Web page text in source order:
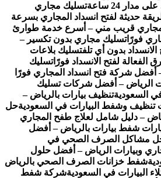
24 ساعة
تسليك مجاري
حديثة لفتح انسداد المجاري بسرعة
قريب مني – أسرع خدمة طوارئ
تسليك مجاري بدون تكسير –
بدون أي تلفتسليك بلاعات
لفتح الانسداد فورًاتسليك
24 ساعة – أفضل شركة فتح انسداد المجاري فورًا
الرياض – أفضل شركات تسليك
السعوديةتنظيف بيارات بالرياض –
وشفط البيارات في السعوديةحل
– دليل شامل لعلاج طفح المجاري
شفط بيارات بالرياض – أفضل
مشاكل الصرف الصحي في
وبيارات الرياض – أفضل حلول
شفط خزانات الصرف الصحي بالرياض
البيارات في السعوديةشركة شفط